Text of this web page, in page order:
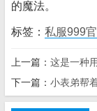
的魔法。
标签： 私服999
上一篇： 这是一种
下一篇： 小表弟帮